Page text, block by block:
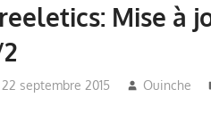
Mise à
22 septembre 2015 Ouinche